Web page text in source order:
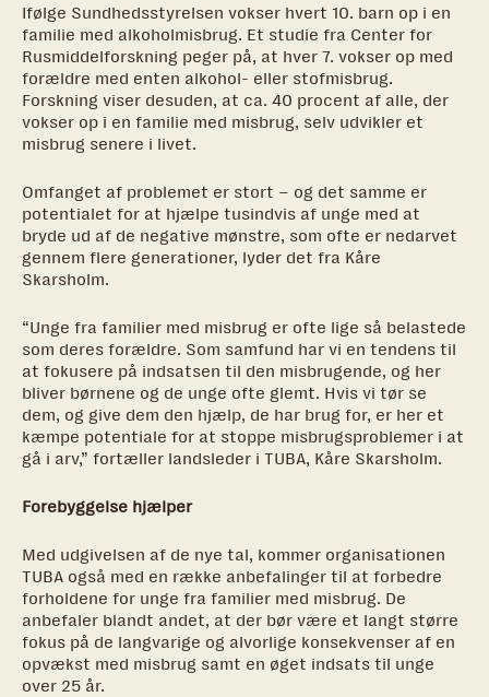
Ifølge Sundhedsstyrelsen vokser hvert 10. barn op i en
familie med alkoholmisbrug. Et studie fra Center for
Rusmiddelforskning peger på, at hver 7. vokser op med
forældre med enten alkohol- eller stofmisbrug.
Forskning viser desuden, at ca. 40 procent af alle, der
vokser op i en familie med misbrug, selv udvikler et
misbrug senere i livet.
Omfanget af problemet er stort – og det samme er
potentialet for at hjælpe tusindvis af unge med at
bryde ud af de negative mønstre, som ofte er nedarvet
gennem flere generationer, lyder det fra Kåre
Skarsholm.
“Unge fra familier med misbrug er ofte lige så belastede
som deres forældre. Som samfund har vi en tendens til
at fokusere på indsatsen til den misbrugende, og her
bliver børnene og de unge ofte glemt. Hvis vi tør se
dem, og give dem den hjælp, de har brug for, er her et
kæmpe potentiale for at stoppe misbrugsproblemer i at
gå i arv,” fortæller landsleder i TUBA, Kåre Skarsholm.
Forebyggelse hjælper
Med udgivelsen af de nye tal, kommer organisationen
TUBA også med en række anbefalinger til at forbedre
forholdene for unge fra familier med misbrug. De
anbefaler blandt andet, at der bør være et langt større
fokus på de langvarige og alvorlige konsekvenser af en
opvækst med misbrug samt en øget indsats til unge
over 25 år.